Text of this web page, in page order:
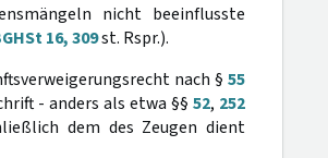
nicht beeinflusste
16, 309st. Rspr.).
nach § 55
- anders als etwa §§ 52, 252
dem des Zeugen dient